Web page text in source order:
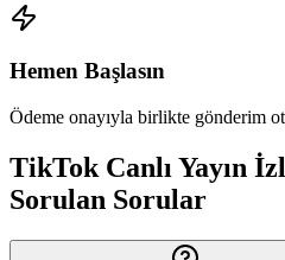
Hemen Başlasın
Ödeme onayıyla birlikte gönderim
TikTok Canlı Yayın
Sorulan Sorular